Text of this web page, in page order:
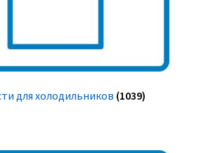
для холодильников (1039)